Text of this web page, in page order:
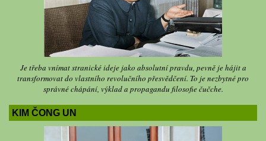
Je třeba vnímat stranické ideje jako absolutní pravdu, pevně je hájit a
transformovat do vlastního revolučního přesvědčení. To je nezbytné pro
správné chápání, výklad a propagandu filosofie čučche.
KIM ČONG UN